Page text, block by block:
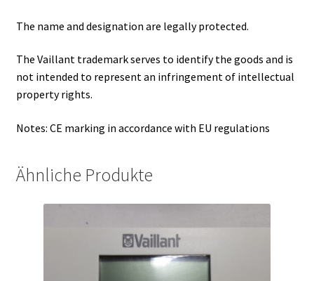
The name and designation are legally protected.
The Vaillant trademark serves to identify the goods and is
not intended to represent an infringement of intellectual
property rights.
Notes: CE marking in accordance with EU regulations
Ähnliche Produkte